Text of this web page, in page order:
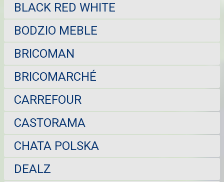
BLACK RED WHITE
BODZIO MEBLE
BRICOMAN
BRICOMARCHÉ
CARREFOUR
CASTORAMA
CHATA POLSKA
DEALZ